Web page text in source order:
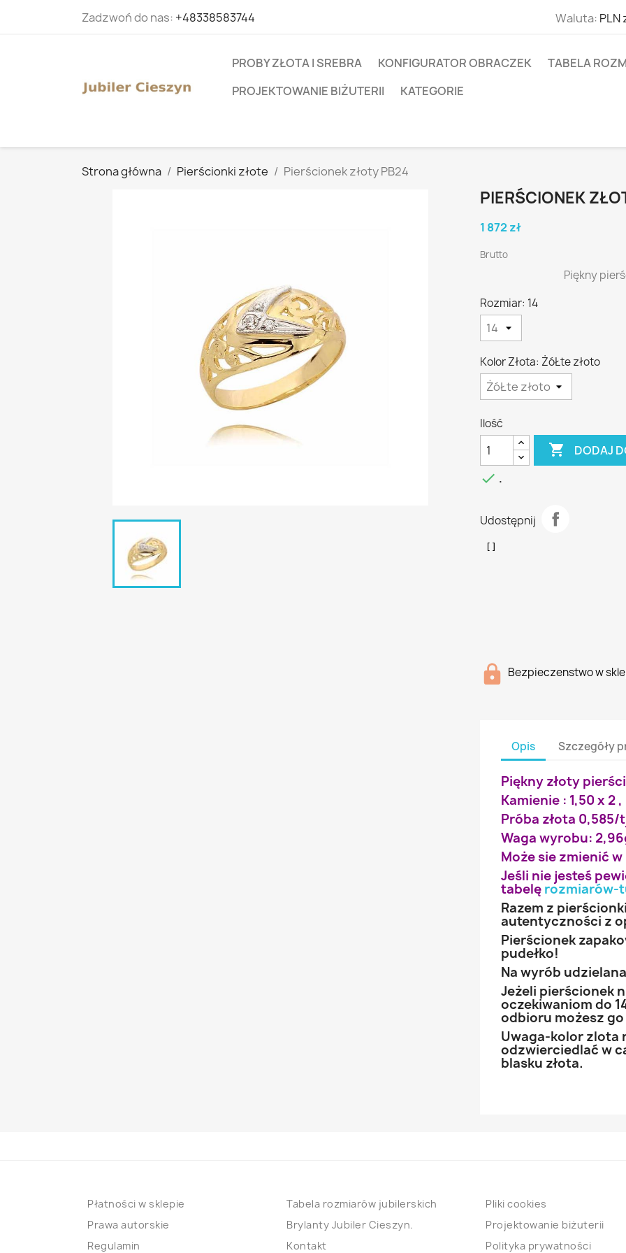
Zadzwoń do nas: +48338583744 Waluta: PLN
PROBY ZŁOTA I SREBRA KONFIGURATOR OBRACZEK
TABELA
PROJEKTOWANIE BIŻUTERII
KATEGORIE
Strona główna Pierścionki złote Pierścionek złoty PB24
PIERŚCIONEK
1 872 zł
Brutto
Piękny
Rozmiar: 14
Kolor Złota: ŻóŁte złoto
Ilość
 DODAJ
 .
Udostępnij
Bezpieczenstwo w
Opis Szczegóły
Piękny złoty
Kamienie : 1,50 x 2 ,
Próba złota 0,585/
Waga wyrobu:
Może sie zmienić
Jeśli nie jesteś
tabelę rozmiarów-
Razem z
autentyczności z
Pierścionek
pudełko!
Na wyrób
Jeżeli pierścionek
oczekiwaniom do
odbioru możesz
Uwaga-kolor zlota
odzwierciedlać w
blasku złota.
Płatności w sklepie
Prawa autorskie
Regulamin
Tabela rozmiarów jubilerskich
Brylanty Jubiler Cieszyn.
Kontakt
Pliki cookies
Projektowanie biżuterii
Polityka prywatności